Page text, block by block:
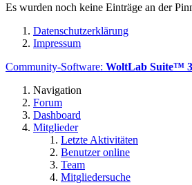
Es wurden noch keine Einträge an der
Datenschutzerklärung
Impressum
Community-Software: WoltLab Suite™
Navigation
Forum
Dashboard
Mitglieder
Letzte Aktivitäten
Benutzer online
Team
Mitgliedersuche